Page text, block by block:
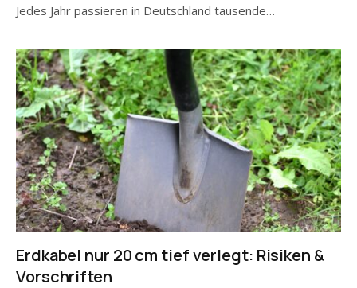
Jedes Jahr passieren in Deutschland tausende…
Erdkabel nur 20 cm tief verlegt: Risiken &
Vorschriften